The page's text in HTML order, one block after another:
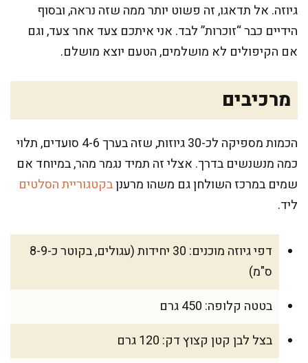
גיוזה. אל תדאגו, זה פשוט יותר ממה שזה נראה, ובסוף
הידיים כבר “זוכרות” לבד. אני איתכם צעד אחר צעד, וגם
אם הקיפולים לא מושלמים, הטעם יוצא מושלם.
מרכיבים
הכמות מספיקה לכ-30 גיוזות, שזה בערך 4-6 סועדים, תלוי
כמה מנשנשים בדרך. אצלי זה תמיד נגמר מהר, במיוחד אם
שמים במרכז השולחן גם משהו מרענןבקטגוריית הסלטים
ליד.
דפי גיוזה מוכנים: 30 יחידות (עגולים, בקוטר כ-8-9
ס"מ)
בטטה קלופה: 450 גרם
בצל לבן קטן קצוץ דק: 120 גרם